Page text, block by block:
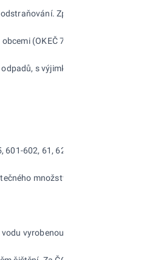
Způsoby nakládání s
(OKEČ 751). Z šetření
s výjimkou odpadů
602, 61, 62, 642, 747, 7481,
množství kvalitní pitné vody a
vyrobenou o vodu převzatou od